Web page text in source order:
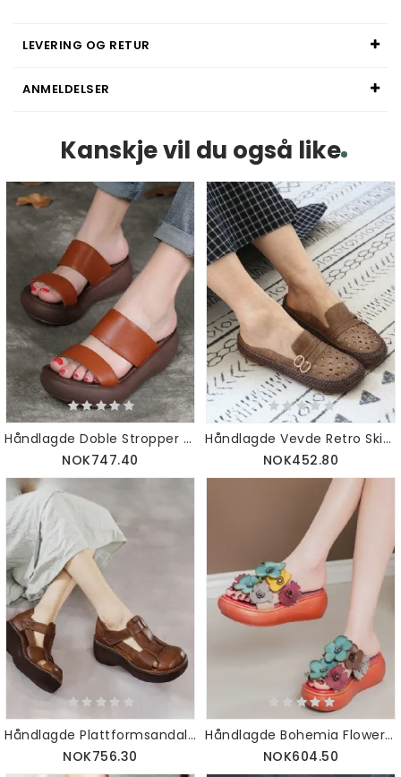
LEVERING OG RETUR
ANMELDELSER
Kanskje vil du også like
Håndlagde Doble Stropper Kiletøfler
NOK747.40
Håndlagde Vevde Retro Skinntøfler
NOK452.80
Håndlagde Plattformsandaler I Skinn For Kvinner
NOK756.30
Håndlagde Bohemia Flower Sommertøfler
NOK604.50